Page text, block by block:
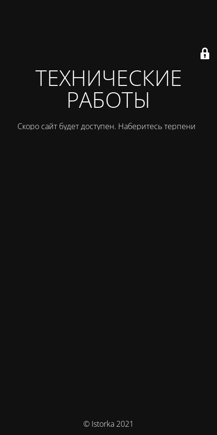
ТЕХНИЧЕСКИЕ
РАБОТЫ
Скоро сайт будет доступен. Наберитесь терпения
© Istorka 2021